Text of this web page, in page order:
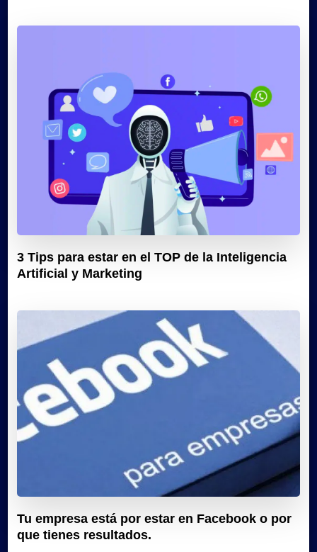
3 Tips para estar en el TOP de la Inteligencia
Artificial y Marketing
Tu empresa está por estar en Facebook o por
que tienes resultados.